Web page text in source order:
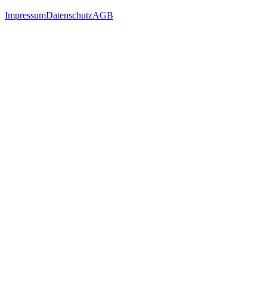
ImpressumDatenschutzAGB